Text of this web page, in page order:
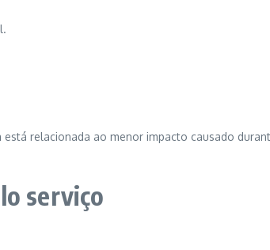
está relacionada ao menor impacto causado
serviço